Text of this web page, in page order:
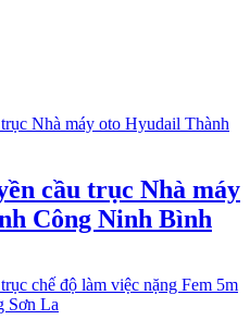
cầu trục Nhà máy
Công Ninh Bình